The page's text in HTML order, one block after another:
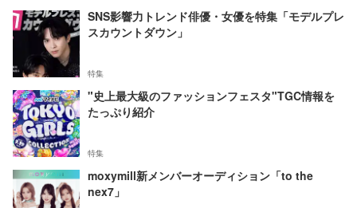
SNS影響力トレンド俳優・女優を特集「モデルプレ
スカウントダウン」
特集
"史上最大級のファッションフェスタ"TGC情報を
たっぷり紹介
特集
moxymill新メンバーオーディション「to the
nex7」